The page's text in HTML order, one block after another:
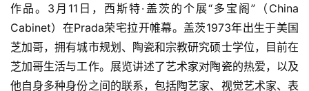
作品。3月11日，西斯特·盖茨的个展“多宝阁”（China
Cabinet）在Prada荣宅拉开帷幕。盖茨1973年出生于美国
芝加哥，拥有城市规划、陶瓷和宗教研究硕士学位，目前在
芝加哥生活与工作。展览讲述了艺术家对陶瓷的热爱，以及
他自身多种身份之间的联系，包括陶艺家、视觉艺术家、表